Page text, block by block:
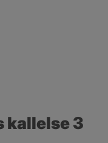
kallelse 3